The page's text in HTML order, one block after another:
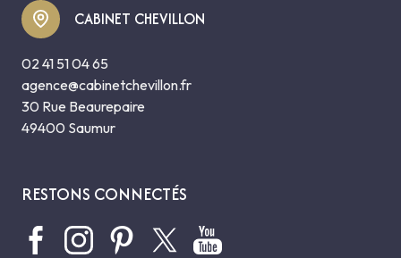
CABINET CHEVILLON
02 41 51 04 65
agence@cabinetchevillon.fr
30 Rue Beaurepaire
49400 Saumur
RESTONS CONNECTÉS